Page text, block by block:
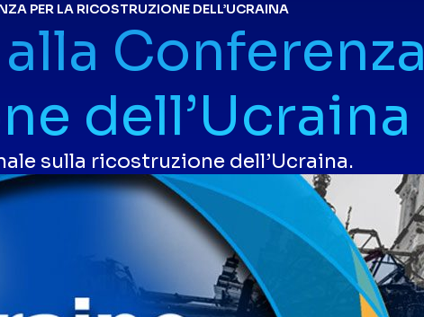
PER LA RICOSTRUZIONE DELL’UCRAINA
Conferenza
dell’Ucraina
sulla ricostruzione dell’Ucraina.